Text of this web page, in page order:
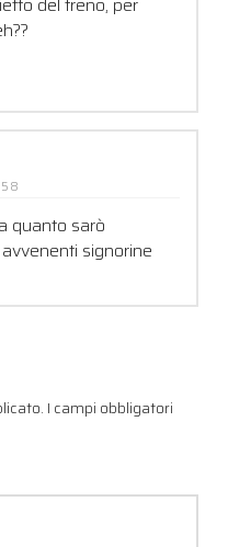
quanto sarò
signorine
I campi obbligatori